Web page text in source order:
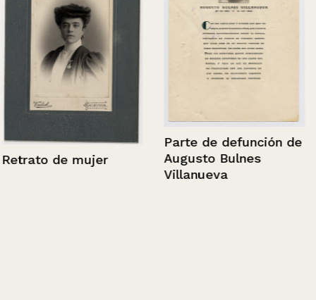
Retrato de mujer
Parte de defunción de
Augusto Bulnes
Villanueva